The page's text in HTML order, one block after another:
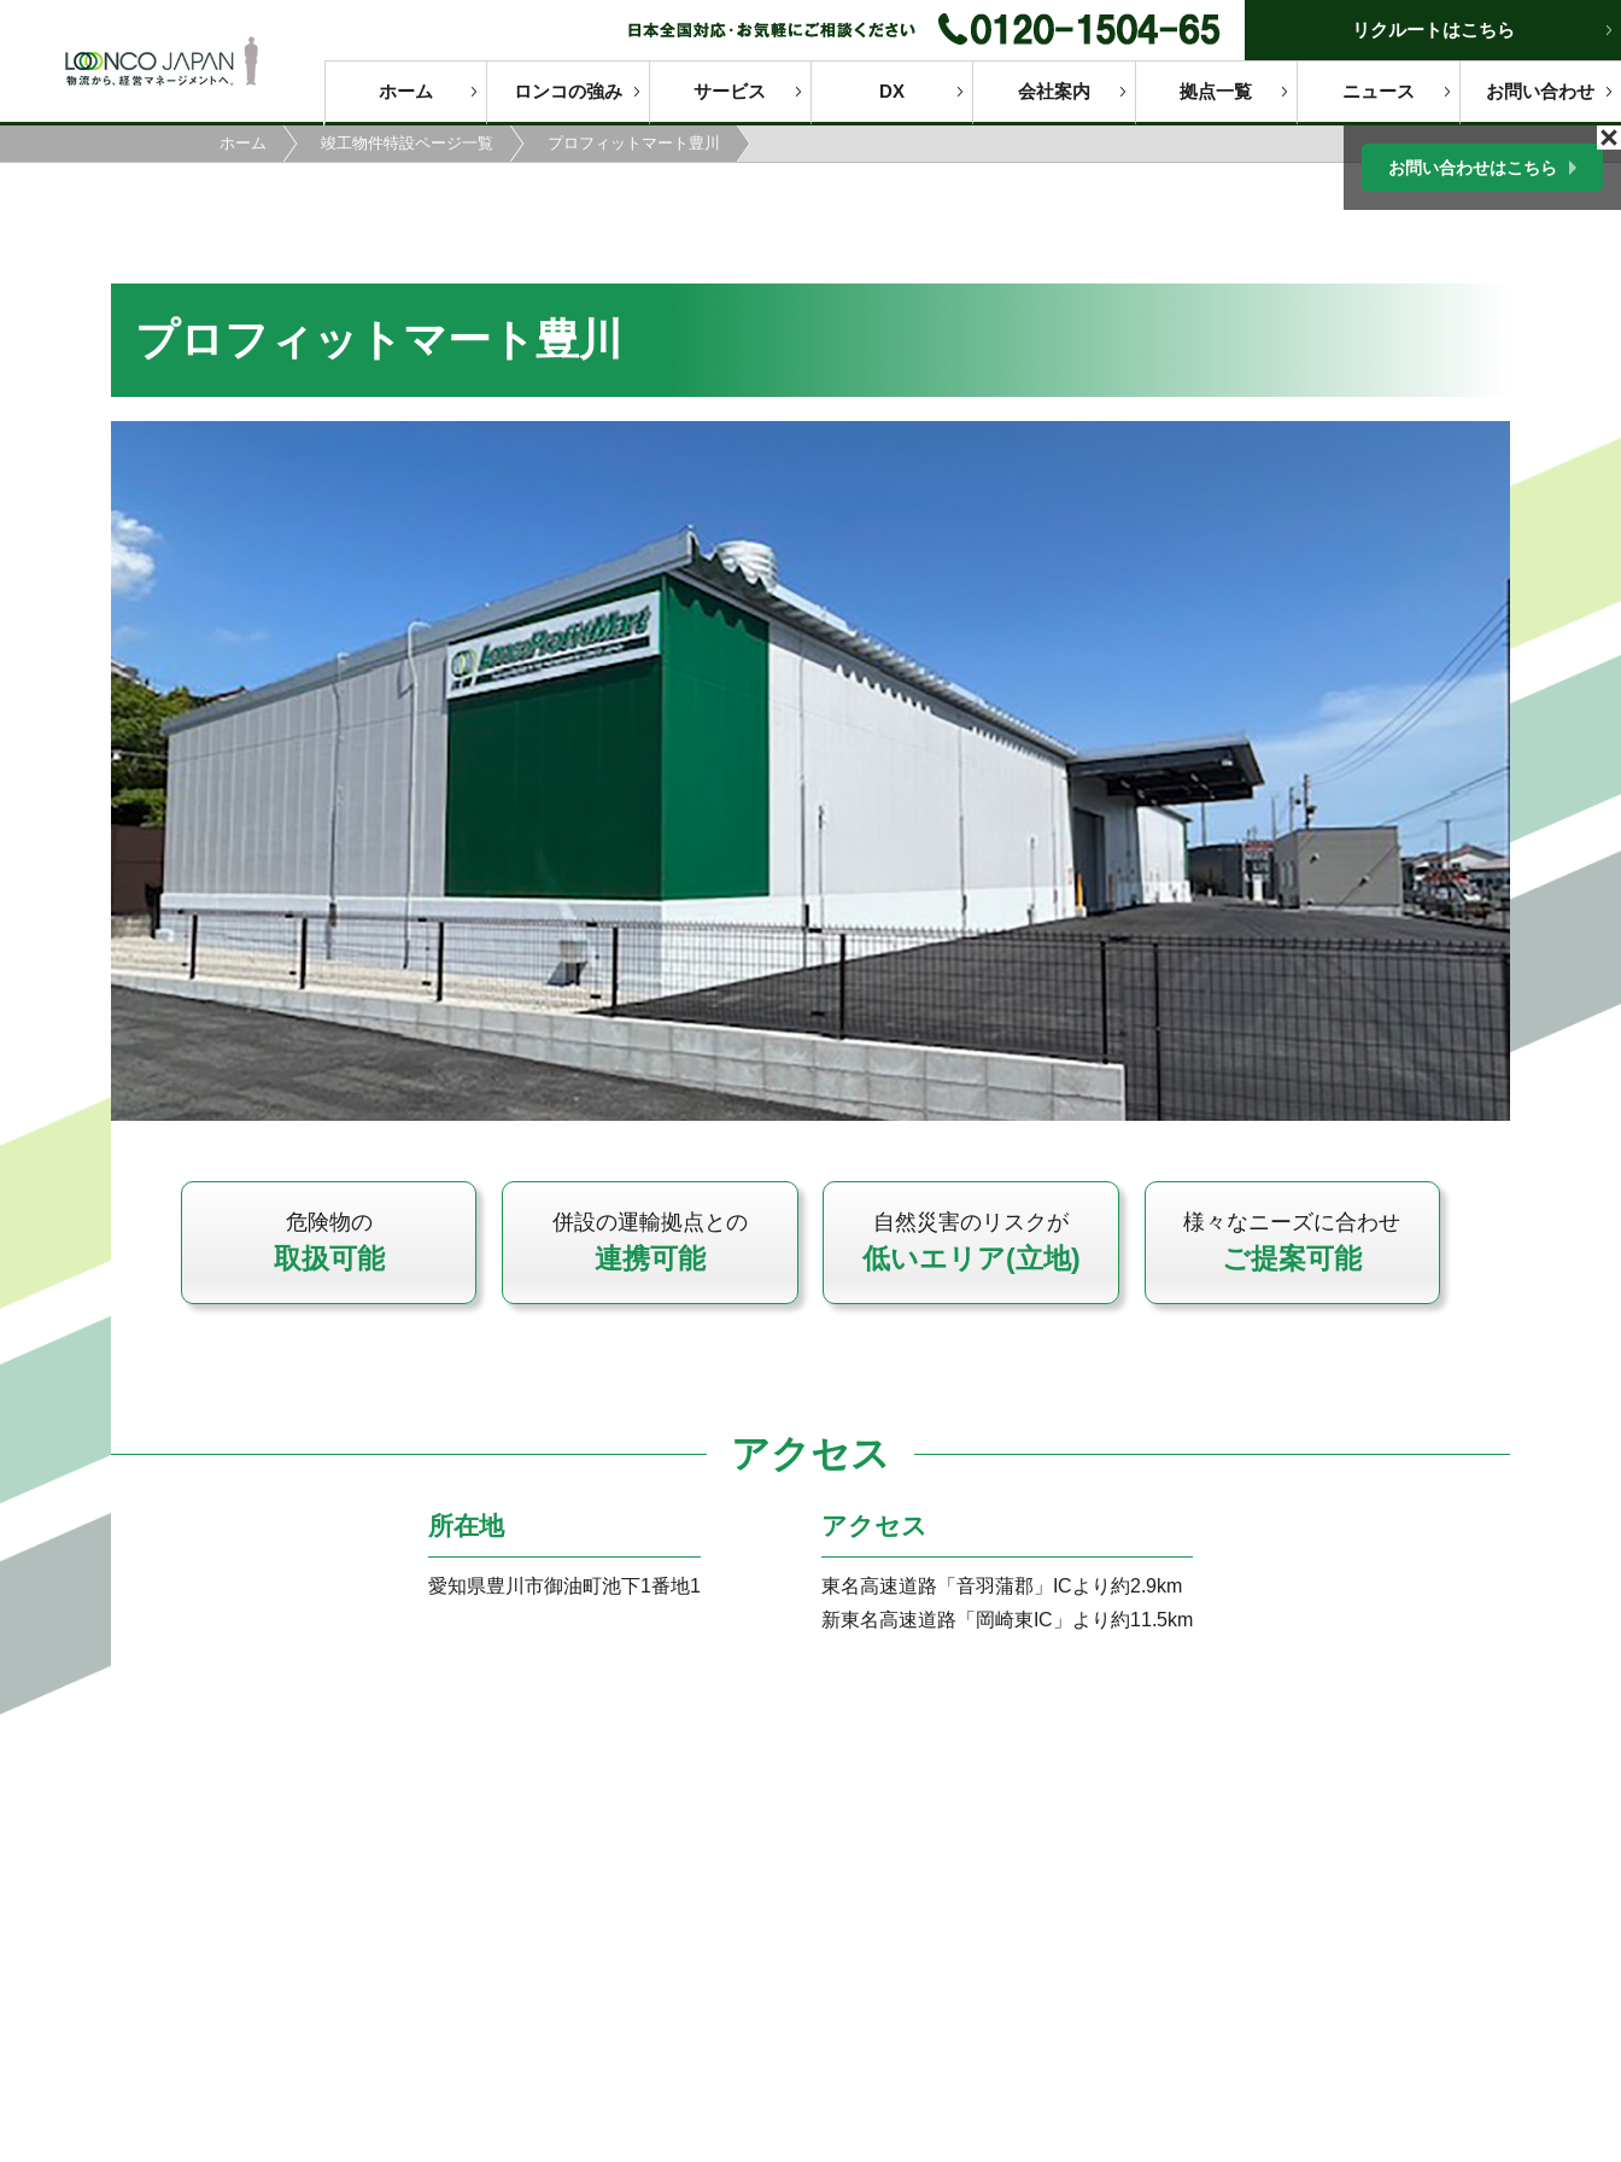
リクルートはこちら
ホーム ロンコの強み サービス DX 会社案内 拠点一覧 ニュース お問い合わせ
ホーム 竣工物件特設ページ一覧 プロフィットマート豊川
プロフィットマート豊川
危険物の
取扱可能
併設の運輸拠点との
連携可能
自然災害のリスクが
低いエリア(立地)
様々なニーズに合わせ
ご提案可能
アクセス
所在地
愛知県豊川市御油町池下1番地1
アクセス
東名高速道路「音羽蒲郡」ICより約2.9km
新東名高速道路「岡崎東IC」より約11.5km
お問い合わせはこちら